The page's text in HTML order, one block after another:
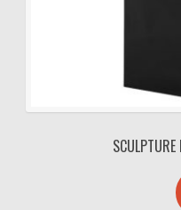
SCULPTURE